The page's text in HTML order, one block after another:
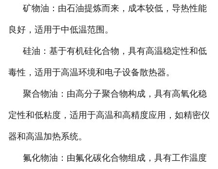
矿物油：由石油提炼而来，成本较低，导热性能
良好，适用于中低温范围。
硅油：基于有机硅化合物，具有高温稳定性和低
毒性，适用于高温环境和电子设备散热器。
聚合物油：由高分子聚合物构成，具有高氧化稳
定性和低粘度，适用于高温和高精度应用，如精密仪
器和高温加热系统。
氟化物油：由氟化碳化合物组成，具有工作温度